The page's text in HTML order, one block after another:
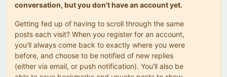
conversation, but you don't have an account yet.
Getting fed up of having to scroll through the same
posts each visit? When you register for an account,
you'll always come back to exactly where you were
before, and choose to be notified of new replies
(either via email, or push notification). You'll also be